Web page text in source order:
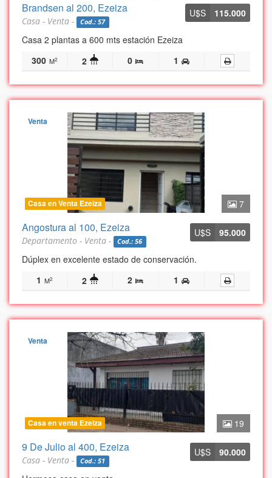
U$S 115.000
Brandsen al 200, Ezeiza
Casa - Venta - Cod.: 57
Casa 2 plantas a 600 mts estación Ezeiza
300 M2 2 0 1
7
Venta
Casa en Venta Ezeiza
U$S 95.000
Angostura al 100, Ezeiza
Departamento - Venta - Cod.: 56
Dúplex en excelente estado de conservación.
1 M2 2 2 1
19
Venta
Casa en venta Ezeiza
U$S 90.000
9 De Julio al 400, Ezeiza
Casa - Venta - Cod.: 51